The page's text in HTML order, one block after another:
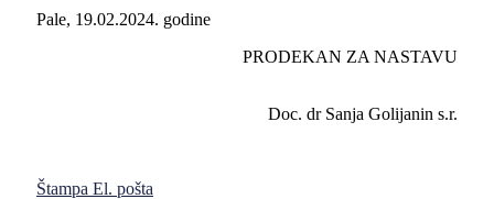
Pale, 19.02.2024. godine
PRODEKAN ZA NASTAVU
Doc. dr Sanja Golijanin s.r.
Štampa El. pošta